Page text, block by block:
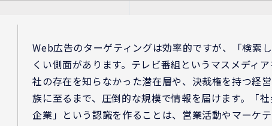
Web広告のターゲティングは効率的ですが、「検索
くい側面があります。テレビ番組というマスメディ
社の存在を知らなかった潜在層や、決裁権を持つ経
族に至るまで、圧倒的な規模で情報を届けます。「
企業」という認識を作ることは、営業活動やマーケ